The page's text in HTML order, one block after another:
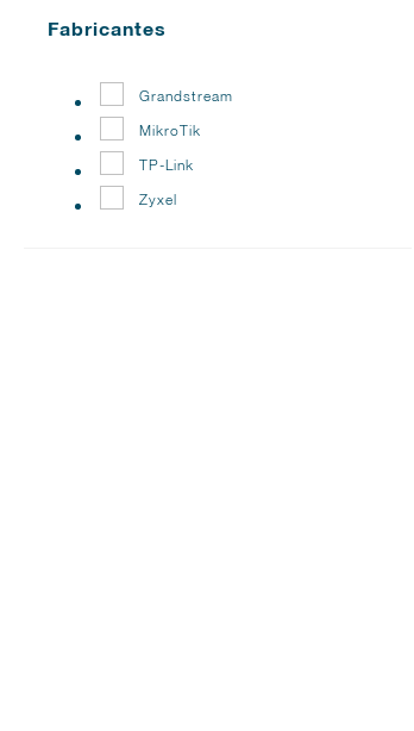
Fabricantes
Grandstream
MikroTik
TP-Link
Zyxel